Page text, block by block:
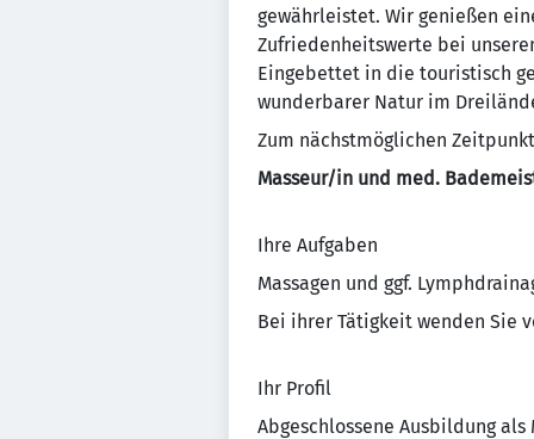
gewährleistet. Wir genießen
Zufriedenheitswerte bei
Eingebettet in die touristisch
wunderbarer Natur im
Zum nächstmöglichen
Masseur/in und med.
Ihre Aufgaben
Massagen und ggf.
Bei ihrer Tätigkeit wenden Sie
Ihr Profil
Abgeschlossene Ausbildung